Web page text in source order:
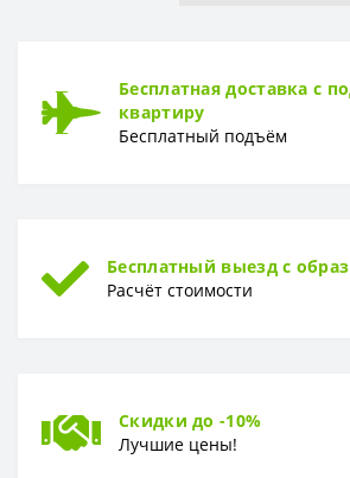
Форма
Бесплатная доставка с
квартиру
Бесплатный подъём
Бесплатный выезд с
Расчёт стоимости
Скидки до -10%
Лучшие цены!